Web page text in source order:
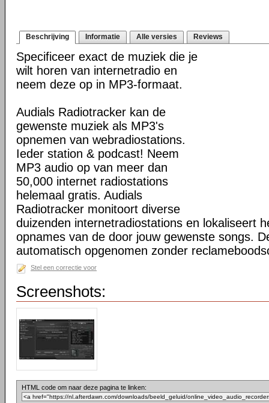
Beschrijving Informatie Alle versies Reviews
Specificeer exact de muziek die je
wilt horen van internetradio en
neem deze op in MP3-formaat.
Audials Radiotracker kan de
gewenste muziek als MP3's
opnemen van webradiostations.
Ieder station & podcast! Neem
MP3 audio op van meer dan
50,000 internet radiostations
helemaal gratis. Audials
Radiotracker monitoort diverse
duizenden internetradiostations en lokaliseert
opnames van de door jouw gewenste songs.
automatisch opgenomen zonder
Stel een correctie voor
Screenshots:
HTML code om naar deze pagina te linken: